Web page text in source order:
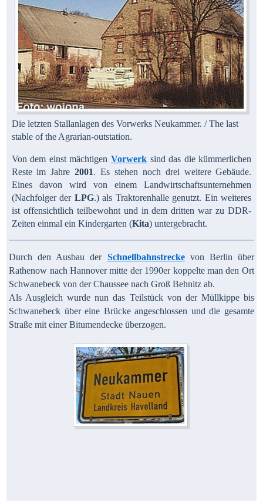
Die letzten Stallanlagen des Vorwerks Neukammer. / The last
stable of the Agrarian-outstation.
Von dem einst mächtigen Vorwerk sind das die kümmerlichen
Reste im Jahre2001. Es stehen noch drei weitere Gebäude.
Eines davon wird von einem Landwirtschaftsunternehmen
(Nachfolger der LPG.) als Traktorenhalle genutzt. Ein weiteres
ist offensichtlich teilbewohnt und in dem dritten war zu DDR-
Zeiten einmal ein Kindergarten (Kita) untergebracht.
Durch den Ausbau der Schnellbahnstrecke von Berlin über
Rathenow nach Hannover mitte der 1990er koppelte man den Ort
Schwanebeck von der Chaussee nach Groß Behnitz ab.
Als Ausgleich wurde nun das Teilstück von der Müllkippe bis
Schwanebeck über eine Brücke angeschlossen und die gesamte
Straße mit einer Bitumendecke überzogen.